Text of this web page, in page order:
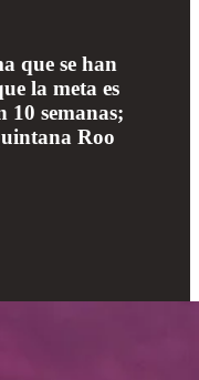
que se han
la meta es
10 semanas;
Roo